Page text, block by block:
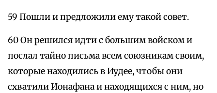
59 Пошли и предложили ему такой совет.
60 Он решился идти с большим войском и
послал тайно письма всем союзникам своим,
которые находились в Иудее, чтобы они
схватили Ионафана и находящихся с ним, но